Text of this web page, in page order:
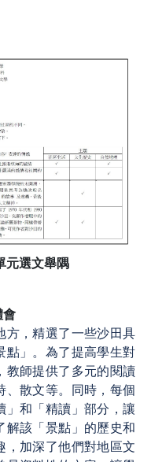
元選文舉隅
會
方，精選了一些沙田具
點」。為了提高學生對
教師提供了多元的閱讀
、散文等。同時，每個
」和「精讀」部分，讓
解該「景點」的歷史和
，加深了他們對地區文